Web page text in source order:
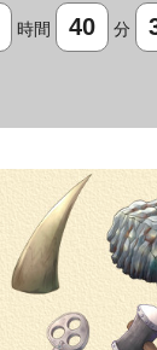
時間 40 分